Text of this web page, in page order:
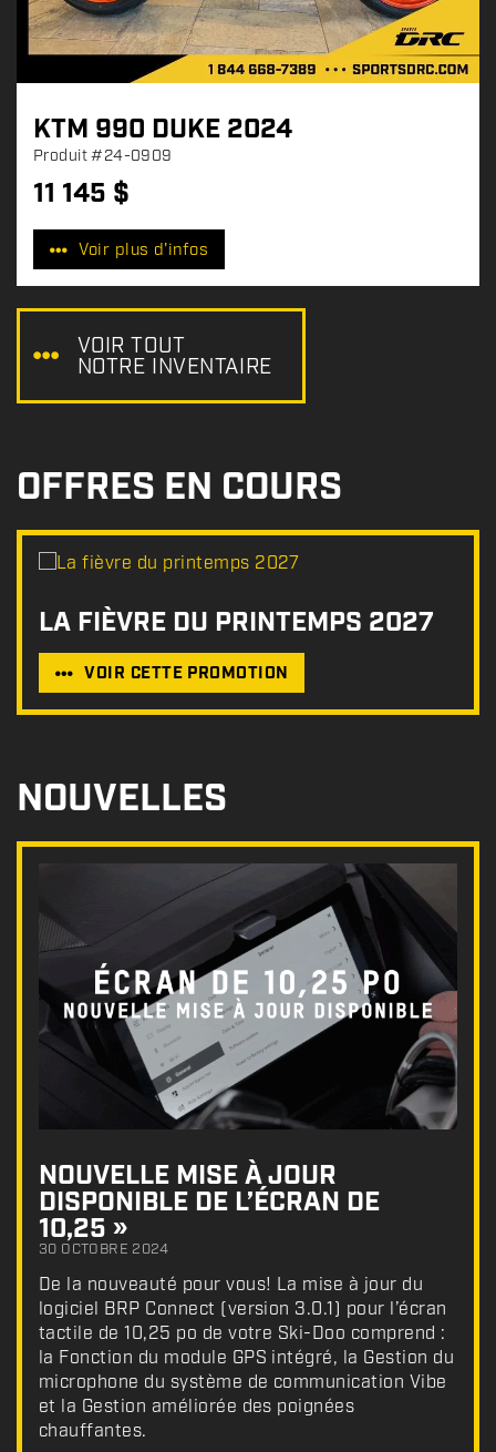
KTM 990 DUKE 2024
Produit#24-0909
P
r
x
11 145 $
Voir plus d'infos
VOIR TOUT
NOTRE INVENTAIRE
OFFRES EN COURS
LA FIÈVRE DU PRINTEMPS 2027
VOIR CETTE PROMOTION
NOUVELLES
NOUVELLE MISE À JOUR
DISPONIBLE DE L’ÉCRAN DE
10,25 »
30 OCTOBRE 2024
De la nouveauté pour vous! La mise à jour du
logiciel BRP Connect (version 3.0.1) pour l’écran
tactile de 10,25 po de votre Ski-Doo comprend :
la Fonction du module GPS intégré, la Gestion du
microphone du système de communication Vibe
et la Gestion améliorée des poignées
chauffantes.